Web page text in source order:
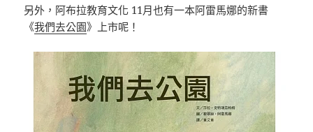
另外，阿布拉教育文化 11月也有一本阿雷馬娜的新書
《我們去公園》上市呢！